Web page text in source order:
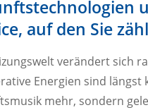
auf den Sie
verändert sich
Energien sind längst
mehr, sondern